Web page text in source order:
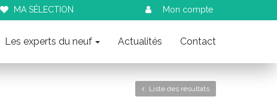
Mon compte
MA SÉLECTION
Les experts du neuf Actualités Contact
Liste des résultats